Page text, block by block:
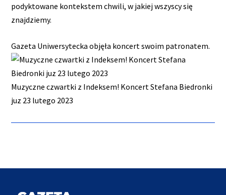
podyktowane kontekstem chwili, w jakiej wszyscy się
znajdziemy.
Gazeta Uniwersytecka objęła koncert swoim patronatem.
Muzyczne czwartki z Indeksem! Koncert Stefana Biedronki
juz 23 lutego 2023